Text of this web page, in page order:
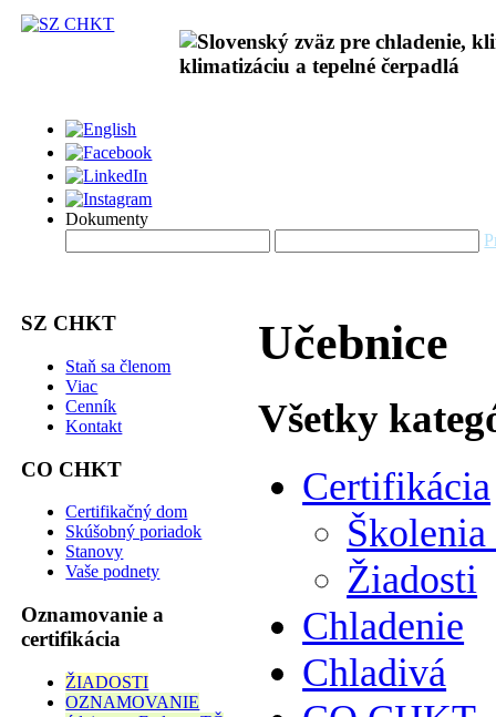
Dokumenty
SZ CHKT
Staň sa členom
Viac
Cenník
Kontakt
CO CHKT
Certifikačný dom
Skúšobný poriadok
Stanovy
Vaše podnety
Oznamovanie a
certifikácia
ŽIADOSTI
OZNAMOVANIE
Učebnice
Všetky
Certifikácia
Žiadosti
Chladenie
Chladivá